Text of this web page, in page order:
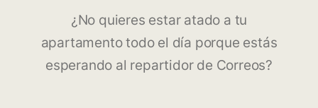
¿No quieres estar atado a tu
apartamento todo el día porque estás
esperando al repartidor de Correos?